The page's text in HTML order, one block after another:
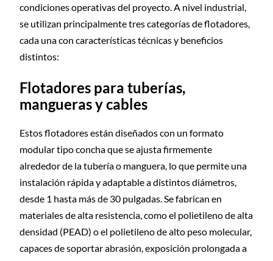
condiciones operativas del proyecto. A nivel industrial,
se utilizan principalmente tres categorías de flotadores,
cada una con características técnicas y beneficios
distintos:
Flotadores para tuberías,
mangueras y cables
Estos flotadores están diseñados con un formato
modular tipo concha que se ajusta firmemente
alrededor de la tubería o manguera, lo que permite una
instalación rápida y adaptable a distintos diámetros,
desde 1 hasta más de 30 pulgadas. Se fabrican en
materiales de alta resistencia, como el polietileno de alta
densidad (PEAD) o el polietileno de alto peso molecular,
capaces de soportar abrasión, exposición prolongada a